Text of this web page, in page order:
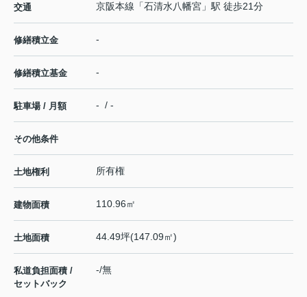
交通 京阪本線 「石清水八幡宮 」駅 徒歩21分
修繕積立金 -
修繕積立基金 -
駐車場 / 月額 - / -
その他条件
土地権利 所有権
建物面積 110.96㎡
土地面積 44.49坪(147.09㎡)
私道負担面積 /
セットバック
-/無